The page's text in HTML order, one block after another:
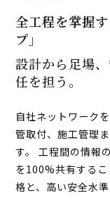
全工程を掌握
プ」
設計から足場
任を担う。
自社ネットワーク
管取付、施工管理
す。 工程間の情報
を100%共有する
格と、高い安全水準